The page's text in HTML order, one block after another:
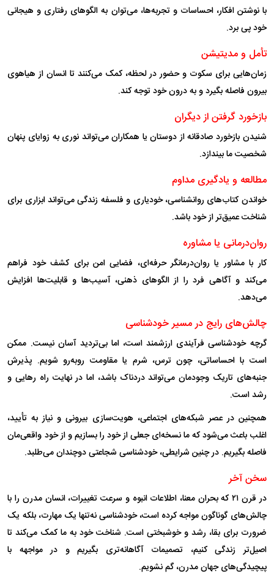
با نوشتن افکار، احساسات و تجربه‌ها، می‌توان به الگو‌های رفتاری و هیجانی
خود پی برد.
تأمل و مدیتیشن
زمان‌هایی برای سکوت و حضور در لحظه، کمک می‌کنند تا انسان از هیاهوی
بیرون فاصله بگیرد و به درون خود توجه کند.
بازخورد گرفتن از دیگران
شنیدن بازخورد صادقانه از دوستان یا همکاران می‌تواند نوری به زوایای پنهان
شخصیت ما بیندازد.
مطالعه و یادگیری مداوم
خواندن کتاب‌های روانشناسی، خودیاری و فلسفه زندگی می‌تواند ابزاری برای
شناخت عمیق‌تر از خود باشد.
روان‌درمانی یا مشاوره
کار با مشاور یا روان‌درمانگر حرفه‌ای، فضایی امن برای کشف خود فراهم
می‌کند و آگاهی فرد را از الگو‌های ذهنی، آسیب‌ها و قابلیت‌ها افزایش
می‌دهد.
چالش‌های رایج در مسیر خودشناسی
گرچه خودشناسی فرآیندی ارزشمند است، اما بی‌تردید آسان نیست. ممکن
است با احساساتی، چون ترس، شرم یا مقاومت روبه‌رو شویم. پذیرش
جنبه‌های تاریک وجودمان می‌تواند دردناک باشد، اما در نهایت راه رهایی و
رشد است.
همچنین در عصر شبکه‌های اجتماعی، هویت‌سازی بیرونی و نیاز به تأیید،
اغلب باعث می‌شود که ما نسخه‌ای جعلی از خود را بسازیم و از خود واقعی‌مان
فاصله بگیریم. در چنین شرایطی، خودشناسی شجاعتی دوچندان می‌طلبد.
سخن آخر
در قرن ۲۱ که بحران معنا، اطلاعات انبوه و سرعت تغییرات، انسان مدرن را با
چالش‌های گوناگون مواجه کرده است، خودشناسی نه‌تنها یک مهارت، بلکه یک
ضرورت برای بقا، رشد و خوشبختی است. شناخت خود به ما کمک می‌کند تا
اصیل‌تر زندگی کنیم، تصمیمات آگاهانه‌تری بگیریم و در مواجهه با
پیچیدگی‌های جهان مدرن، گم نشویم.